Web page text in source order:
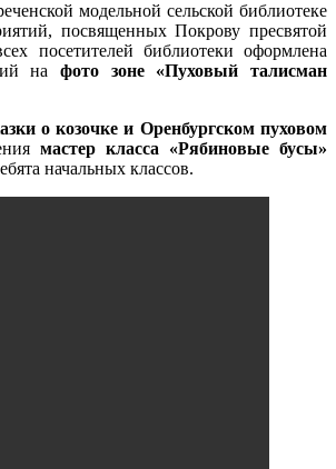
модельной сельской библиотеке
посвященных Покрову пресвятой
посетителей библиотеки оформлена
на фото зоне
«Пуховый талисман
о козочке и Оренбургском пуховом
мастер класса «Рябиновые бусы»
начальных классов.